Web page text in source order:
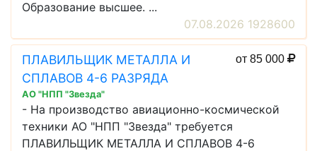
Образование высшее. ...
07.08.2026 1928600
ПЛАВИЛЬЩИК МЕТАЛЛА И
СПЛАВОВ 4-6 РАЗРЯДА
от 85 000
АО "НПП "Звезда"
- На производство авиационно-космической
техники АО "НПП "Звезда" требуется
ПЛАВИЛЬЩИК МЕТАЛЛА И СПЛАВОВ 4-6